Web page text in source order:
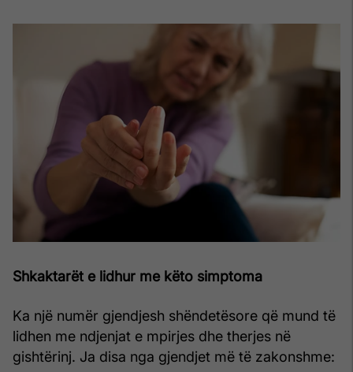
Shkaktarët e lidhur me këto simptoma
Ka një numër gjendjesh shëndetësore që mund të
lidhen me ndjenjat e mpirjes dhe therjes në
gishtërinj. Ja disa nga gjendjet më të zakonshme: